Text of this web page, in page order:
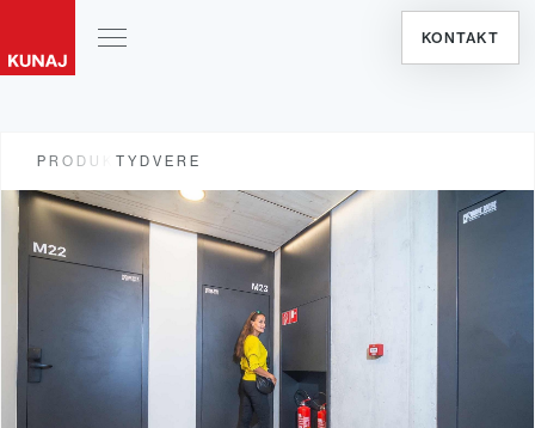
KONTAKT
PRODUKTY DVERE